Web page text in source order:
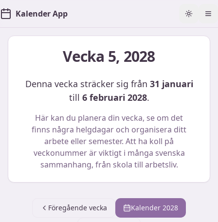
Kalender App Toggle
Vecka 5, 2028
Denna vecka sträcker sig från 31 januari
till 6 februari 2028.
Här kan du planera din vecka, se om det
finns några helgdagar och organisera ditt
arbete eller semester. Att ha koll på
veckonummer är viktigt i många svenska
sammanhang, från skola till arbetsliv.
Föregående vecka Kalender 2028